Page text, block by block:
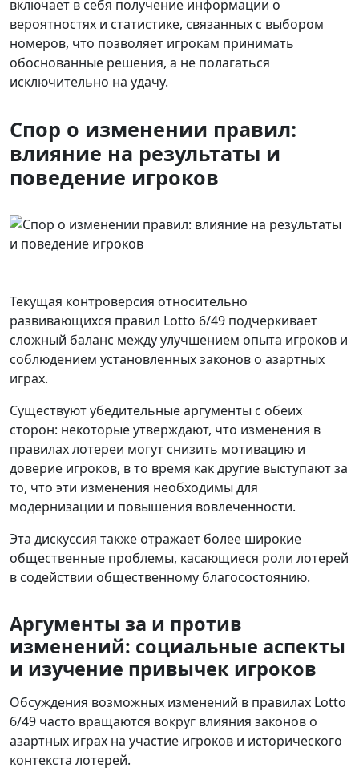
включает в себя получение информации о
вероятностях и статистике, связанных с выбором
номеров, что позволяет игрокам принимать
обоснованные решения, а не полагаться
исключительно на удачу.
Спор о изменении правил:
влияние на результаты и
поведение игроков
Текущая контроверсия относительно
развивающихся правил Lotto 6/49 подчеркивает
сложный баланс между улучшением опыта игроков и
соблюдением установленных законов о азартных
играх.
Существуют убедительные аргументы с обеих
сторон: некоторые утверждают, что изменения в
правилах лотереи могут снизить мотивацию и
доверие игроков, в то время как другие выступают за
то, что эти изменения необходимы для
модернизации и повышения вовлеченности.
Эта дискуссия также отражает более широкие
общественные проблемы, касающиеся роли лотерей
в содействии общественному благосостоянию.
Аргументы за и против
изменений: социальные аспекты
и изучение привычек игроков
Обсуждения возможных изменений в правилах Lotto
6/49 часто вращаются вокруг влияния законов о
азартных играх на участие игроков и исторического
контекста лотерей.